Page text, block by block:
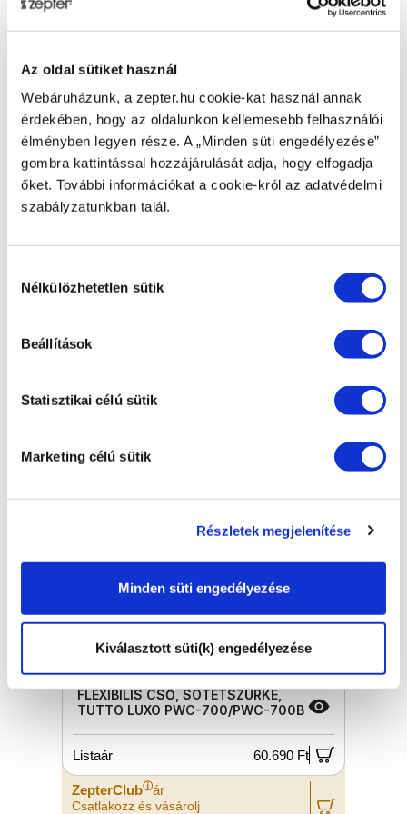
Az oldal sütiket használ
Webáruházunk, a zepter.hu cookie-kat használ annak
érdekében, hogy az oldalunkon kellemesebb felhasználói
élményben legyen része. A „Minden süti engedélyezése”
gombra kattintással hozzájárulását adja, hogy elfogadja
őket. További információkat a cookie-król az adatvédelmi
szabályzatunkban talál.
kiválasztása
Nélkülözhetetlen sütik
Beállítások
Statisztikai célú sütik
Marketing célú sütik
Részletek megjelenítése
Minden süti engedélyezése
Kiválasztott süti(k) engedélyezése
Technikai adatok
CIKKSZÁM
PWC-700-558
TERMÉK NEVE
Toldócső, sötétszürke, Tutto. Luxo PWC-700/PWC-
700B
BRUTTÓ TÖMEG [KG]
FLEXIBILIS CSŐ, SÖTÉTSZÜRKE,
TUTTO LUXO PWC-700/PWC-700B
Listaár 60.690 Ft
ZepterClubⓘár
Csatlakozz és vásárolj